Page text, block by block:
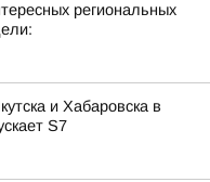
региональных
и Хабаровска в
S7